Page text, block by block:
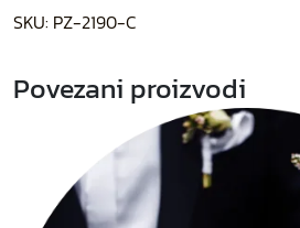
SKU: PZ-2190-C
Povezani proizvodi